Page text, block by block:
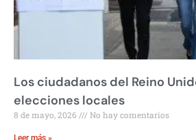
Los ciudadanos del Reino
elecciones locales
8 de mayo, 2026 No hay comentarios
Leer más »